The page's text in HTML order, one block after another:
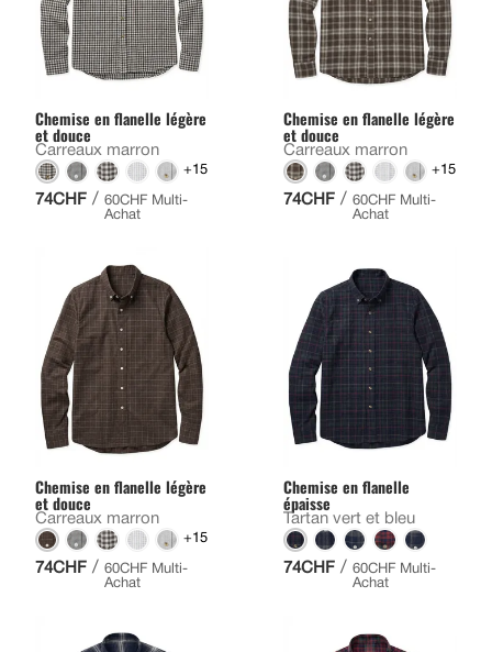
Chemise en flanelle légère
et douce
Carreaux marron
+15
74CHF / 60CHF Multi-
Achat
Chemise en flanelle légère
et douce
Carreaux marron
+15
74CHF / 60CHF Multi-
Achat
Chemise en flanelle légère
et douce
Carreaux marron
+15
74CHF / 60CHF Multi-
Achat
Chemise en flanelle
épaisse
Tartan vert et bleu
74CHF / 60CHF Multi-
Achat